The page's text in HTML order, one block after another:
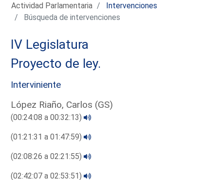
Actividad Parlamentaria
Intervenciones
Búsqueda de intervenciones
IV Legislatura
Proyecto de ley.
Interviniente
López Riaño, Carlos (GS)
(00:24:08 a 00:32:13)
(01:21:31 a 01:47:59)
(02:08:26 a 02:21:55)
(02:42:07 a 02:53:51)